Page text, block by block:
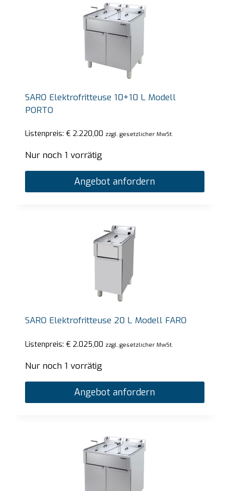
SARO Elektrofritteuse 10+10 L Modell
PORTO
Listenpreis: €2.220,00 zzgl. gesetzlicher MwSt.
Nur noch 1 vorrätig
Angebot anfordern
SARO Elektrofritteuse 20 L Modell FARO
Listenpreis: €2.025,00 zzgl. gesetzlicher MwSt.
Nur noch 1 vorrätig
Angebot anfordern